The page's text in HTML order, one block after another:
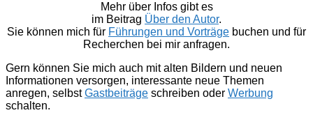
Mehr über Infos gibt es
im Beitrag Über den Autor.
Sie können mich für Führungen und Vorträge buchen und für
Recherchen bei mir anfragen.
Gern können Sie mich auch mit alten Bildern und neuen
Informationen versorgen, interessante neue Themen
anregen, selbstGastbeiträge schreiben oder Werbung
schalten.